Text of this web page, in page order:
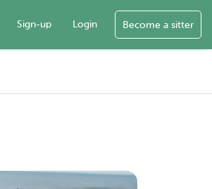
Sign-up Login Become a sitter